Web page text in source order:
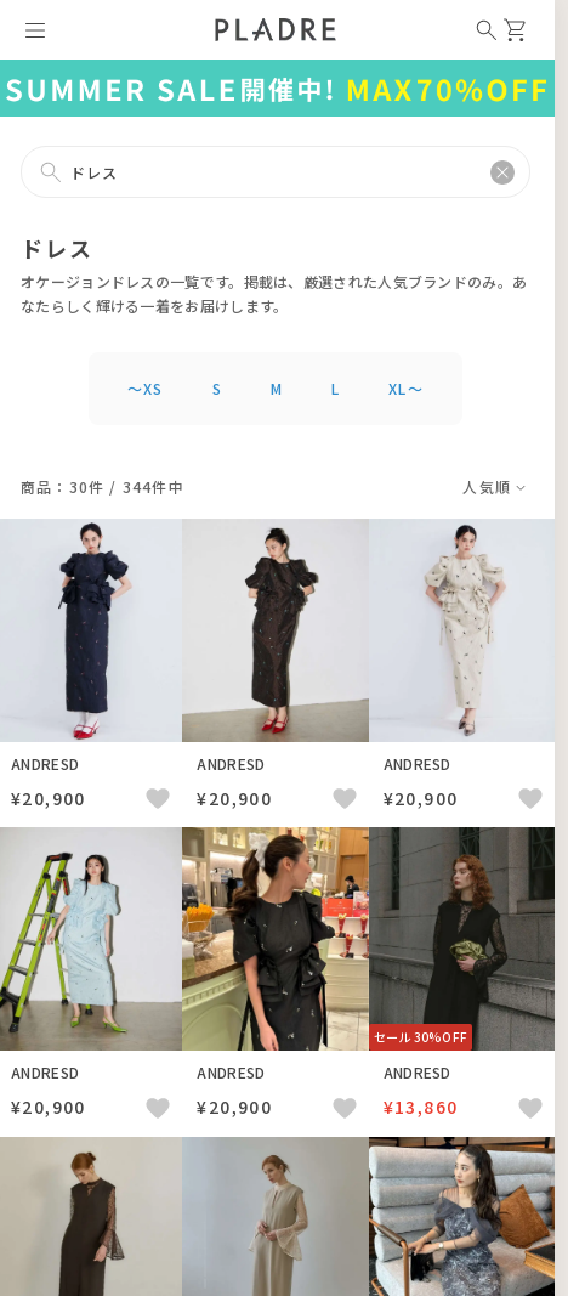
ドレス
ドレス
オケージョンドレスの一覧です。掲載は、厳選された人気ブランドのみ。あ
なたらしく輝ける一着をお届けします。
〜XS S M L XL〜
商品：30件 / 344件中 人気順
ANDRESD
¥20,900
ANDRESD
¥20,900
ANDRESD
¥20,900
ANDRESD
¥20,900
ANDRESD
¥20,900
セール 30%OFF
ANDRESD
¥13,860